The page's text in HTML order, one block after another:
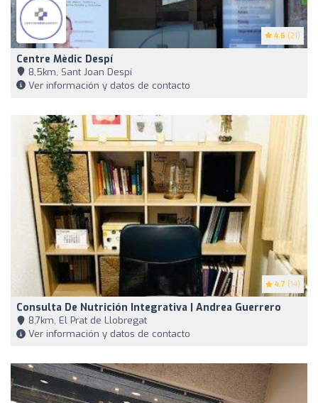
4.6 (21)
Centre Mèdic Despí
8,5km, Sant Joan Despí
Ver información y datos de contacto
4.7 (14)
Consulta De Nutrición Integrativa | Andrea Guerrero
8,7km, El Prat de Llobregat
Ver información y datos de contacto